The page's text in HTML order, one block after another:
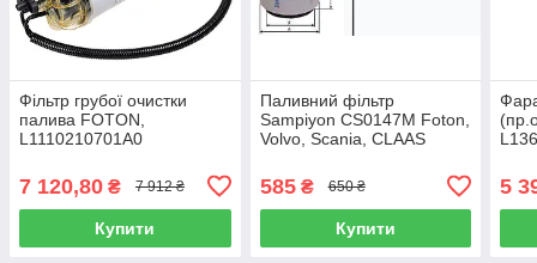
Фільтр грубої очистки
палива FOTON,
L1110210701A0
7 120,80 ₴ 7 912 ₴
Купити
Паливний фільтр
Sampiyon CS0147M Foton,
Volvo, Scania, CLAAS
585₴ 650 ₴
Купити
5